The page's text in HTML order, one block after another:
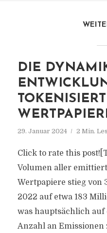
DIE
29. Januar 2024 2 Min.
Click to rate this
Volumen aller
Wertpapiere stieg von
2022 auf etwa 183
was hauptsächlich auf
Anzahl an